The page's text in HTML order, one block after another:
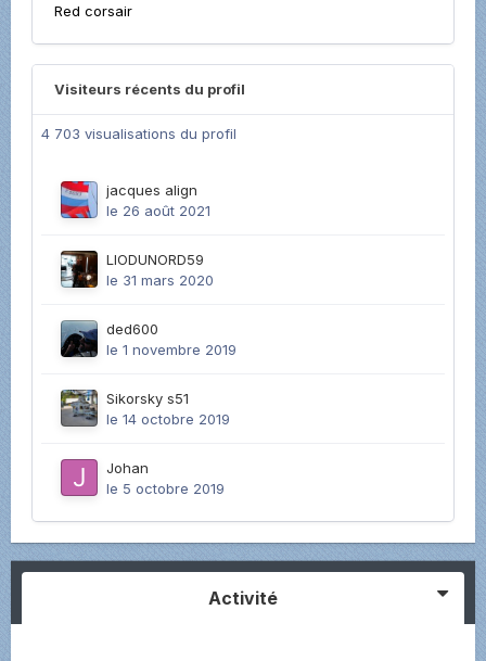
Red corsair
Visiteurs récents du profil
4 703 visualisations du profil
jacques align
le 26 août 2021
LIODUNORD59
le 31 mars 2020
ded600
le 1 novembre 2019
Sikorsky s51
le 14 octobre 2019
Johan
le 5 octobre 2019
Activité